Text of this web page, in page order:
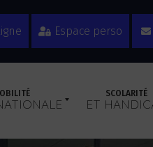
Espace perso
SCOLARITÉ
ET